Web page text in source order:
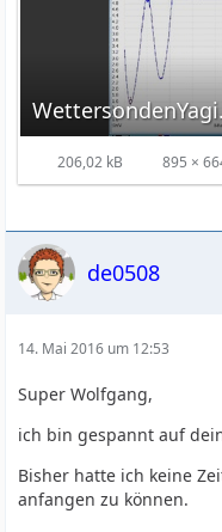
206,02 kB 895 ×
de0508
14. Mai 2016 um 12:53
Super Wolfgang,
ich bin gespannt auf
Bisher hatte ich keine
anfangen zu können.